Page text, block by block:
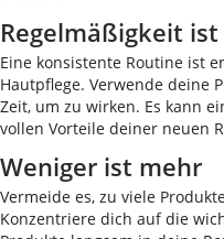
Regelmäßigkeit
Eine konsistente Routine ist
Hautpflege. Verwende deine
Zeit, um zu wirken. Es kann
vollen Vorteile deiner neuen
Weniger ist mehr
Vermeide es, zu viele
Konzentriere dich auf die